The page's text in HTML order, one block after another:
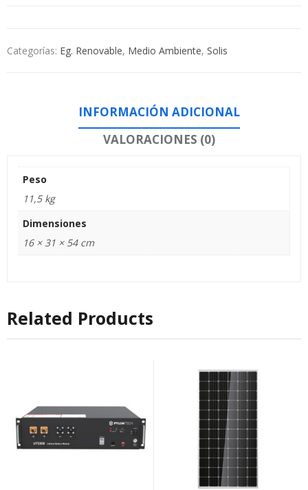
Categorías: Eg. Renovable, Medio Ambiente, Solis
INFORMACIÓN ADICIONAL
VALORACIONES (0)
Peso
11,5 kg
Dimensiones
16 × 31 × 54 cm
Related Products